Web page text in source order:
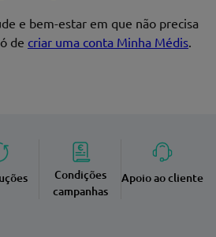
e bem-estar em que não precisa
de criar uma conta Minha Médis.
Condições
campanhas
Apoio ao cliente